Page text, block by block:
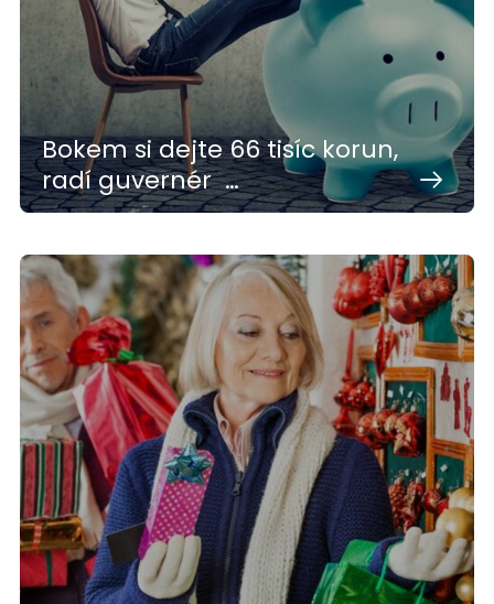
Bokem si dejte 66 tisíc korun,
radí guvernér …